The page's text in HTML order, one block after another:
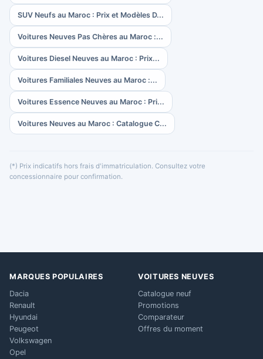
SUV Neufs au Maroc : Prix et Modèles D...
Voitures Neuves Pas Chères au Maroc :...
Voitures Diesel Neuves au Maroc : Prix...
Voitures Familiales Neuves au Maroc :...
Voitures Essence Neuves au Maroc : Pri...
Voitures Neuves au Maroc : Catalogue C...
(*) Prix indicatifs hors frais d'immatriculation. Consultez votre
concessionnaire pour confirmation.
MARQUES POPULAIRES
Dacia
Renault
Hyundai
Peugeot
Volkswagen
Opel
VOITURES NEUVES
Catalogue neuf
Promotions
Comparateur
Offres du moment